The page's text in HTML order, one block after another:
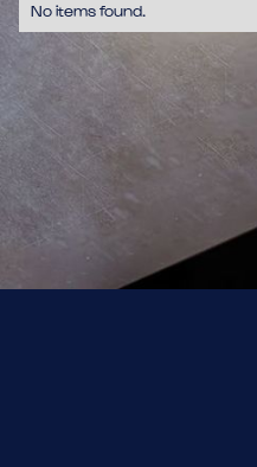
No items found.
No items found.